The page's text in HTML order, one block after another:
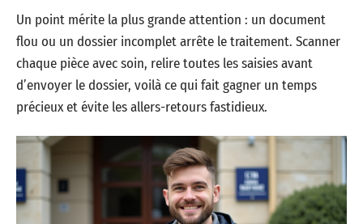
Un point mérite la plus grande attention : un document
flou ou un dossier incomplet arrête le traitement. Scanner
chaque pièce avec soin, relire toutes les saisies avant
d’envoyer le dossier, voilà ce qui fait gagner un temps
précieux et évite les allers-retours fastidieux.